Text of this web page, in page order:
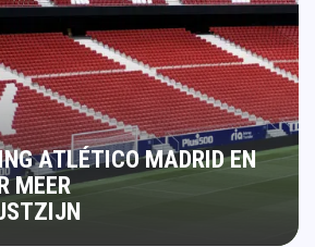
ATLÉTICO MADRID EN
MEER